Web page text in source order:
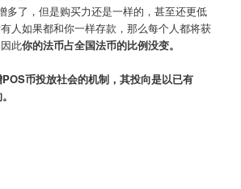
多了，但是购买力还是一样的，甚至还更低
人如果都和你一样存款，那么每个人都将获
此你的法币占全国法币的比例没变。
币投放社会的机制，其投向是以已有